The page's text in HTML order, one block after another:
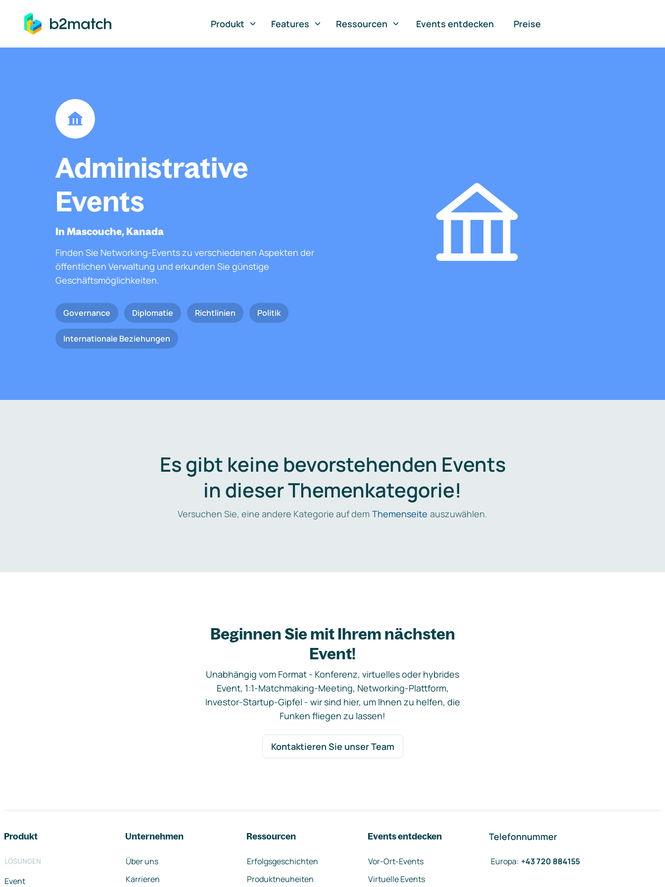
springen
Produkt
Features Ressourcen Events entdecken Preise
Administrative
Events
In Mascouche, Kanada
Finden Sie Networking-Events zu verschiedenen Aspekten der
öffentlichen Verwaltung und erkunden Sie günstige
Geschäftsmöglichkeiten.
Governance Diplomatie Richtlinien Politik
Internationale Beziehungen
Es gibt keine bevorstehenden Events
in dieser Themenkategorie!
Versuchen Sie, eine andere Kategorie auf dem Themenseite auszuwählen.
Beginnen Sie mit Ihrem nächsten
Event!
Unabhängig vom Format - Konferenz, virtuelles oder hybrides
Event, 1:1-Matchmaking-Meeting, Networking-Plattform,
Investor-Startup-Gipfel - wir sind hier, um Ihnen zu helfen, die
Funken fliegen zu lassen!
Kontaktieren Sie unser Team
Produkt
LÖSUNGEN
Event
Unternehmen
Über uns
Karrieren
Ressourcen
Erfolgsgeschichten
Produktneuheiten
Events entdecken
Vor-Ort-Events
Virtuelle Events
Telefonnummer
Europa: +43 720 884155